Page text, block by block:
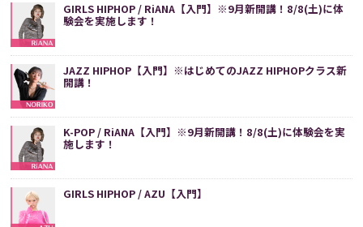
GIRLS HIPHOP / RiANA【入門】※9月新開講！8/8(土)に体
験会を実施します！
JAZZ HIPHOP【入門】※はじめてのJAZZ HIPHOPクラス新
開講！
K-POP / RiANA【入門】※9月新開講！8/8(土)に体験会を実
施します！
GIRLS HIPHOP / AZU【入門】